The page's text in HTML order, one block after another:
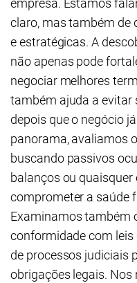
empresa. Estamos
claro, mas também de
e estratégicas. A
não apenas pode
negociar melhores
também ajuda a evitar
depois que o negócio
panorama, avaliamos
buscando passivos
balanços ou
comprometer a saúde
Examinamos também
conformidade com leis
de processos judiciais
obrigações legais. Nos